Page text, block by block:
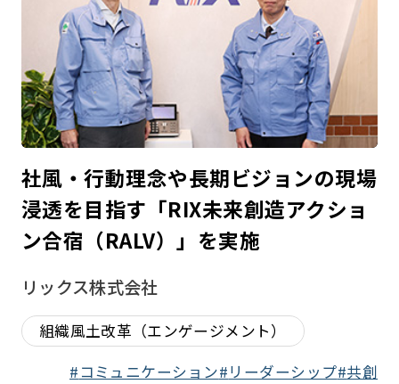
社風・行動理念や長期ビジョンの現場
浸透を目指す「RIX未来創造アクショ
ン合宿（RALV）」を実施
リックス株式会社
組織風土改革（エンゲージメント）
コミュニケーション
リーダーシップ 共創